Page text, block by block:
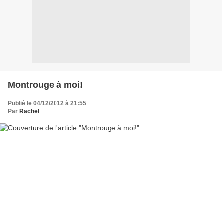
Montrouge à moi!
Publié le 04/12/2012 à 21:55
Par Rachel